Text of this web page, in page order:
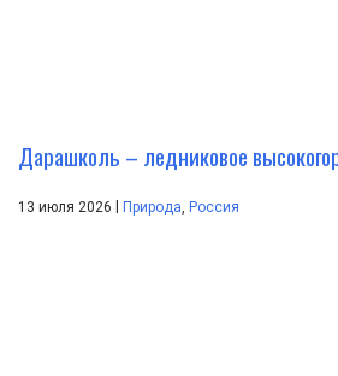
Дарашколь – ледниковое
13 июля 2026 Природа, Россия